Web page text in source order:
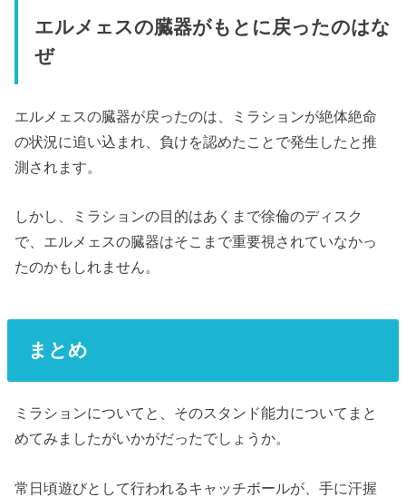
エルメェスの臓器がもとに戻ったのはな
ぜ
エルメェスの臓器が戻ったのは、ミラションが絶体絶命
の状況に追い込まれ、負けを認めたことで発生したと推
測されます。
しかし、ミラションの目的はあくまで徐倫のディスク
で、エルメェスの臓器はそこまで重要視されていなかっ
たのかもしれません。
まとめ
ミラションについてと、そのスタンド能力についてまと
めてみましたがいかがだったでしょうか。
常日頃遊びとして行われるキャッチボールが、手に汗握